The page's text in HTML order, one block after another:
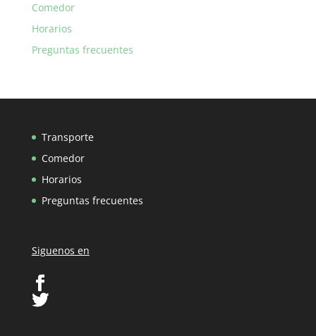
Comedor
Horarios
Preguntas frecuentes
Transporte
Comedor
Horarios
Preguntas frecuentes
Siguenos en